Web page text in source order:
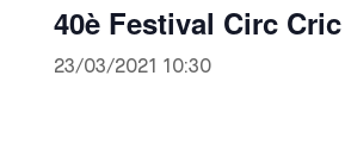
40è Festival Circ Cric
23/03/2021 10:30